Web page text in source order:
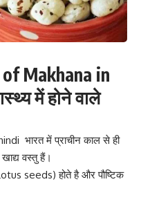
ofMakhana in
में होने वाले
भारत में प्राचीन काल से ही
खाद्य वस्तु हैं।
seeds) होते है और पौष्टिक